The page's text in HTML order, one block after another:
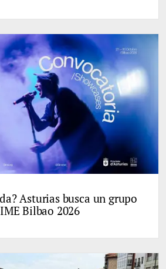
Asturias busca un grupo
Bilbao 2026